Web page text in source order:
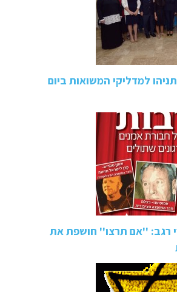
למדליקי המשואות ביום
רגב: ''אם תרצו'' חושפת את